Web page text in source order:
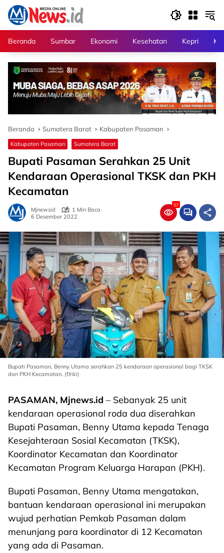
Langsung
konten
Beranda
Sumbar Ekonomi Kesehatan Kepri
Beranda Sumatera Barat Kabupaten Pasaman
Kabupaten Pasaman Sumatera Barat
Bupati Pasaman Serahkan 25 Unit
Kendaraan Operasional TKSK dan PKH
Kecamatan
Mjnewsid
1 Min Baca
6 Desember 2022
57
Bupati Pasaman, Benny Utama serahkan 25 kendaraan operasional bagi TKSK
dan PKH Kecamatan. (f/riki)
PASAMAN, Mjnews.id – Sebanyak 25 unit
kendaraan operasional roda dua diserahkan
Bupati Pasaman, Benny Utama kepada Tenaga
Kesejahteraan Sosial Kecamatan (TKSK),
Koordinator Kecamatan dan Koordinator
Kecamatan Program Keluarga Harapan (PKH).
Bupati Pasaman, Benny Utama mengatakan,
bantuan kendaraan operasional ini merupakan
wujud perhatian Pemkab Pasaman dalam
menunjang para koordinator di 12 Kecamatan
yang ada di Pasaman.